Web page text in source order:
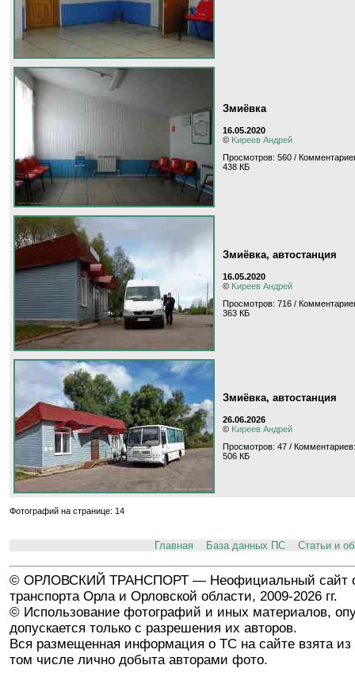
Змиёвка
16.05.2020
© Kиpeeв Aндpeй
Просмотров: 560 /
438 КБ
Змиёвка, автостанция
16.05.2020
© Kиpeeв Aндpeй
Просмотров: 716 /
363 КБ
Змиёвка, автостанция
26.06.2026
© Kиpeeв Aндpeй
Просмотров: 47 /
506 КБ
Фотографий на странице: 14
Главная База данных ПС Статьи и
© ОРЛОВСКИЙ ТРАНСПОРТ — Неофициальный сайт
транспорта Орла и Орловской области, 2009-2026 гг.
© Использование фотографий и иных материалов,
допускается только с разрешения их авторов.
Вся размещенная информация о ТС на сайте взята из
том числе лично добыта авторами фото.